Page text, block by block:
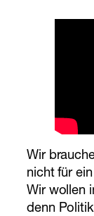
Wir
nicht für
Wir wollen
denn